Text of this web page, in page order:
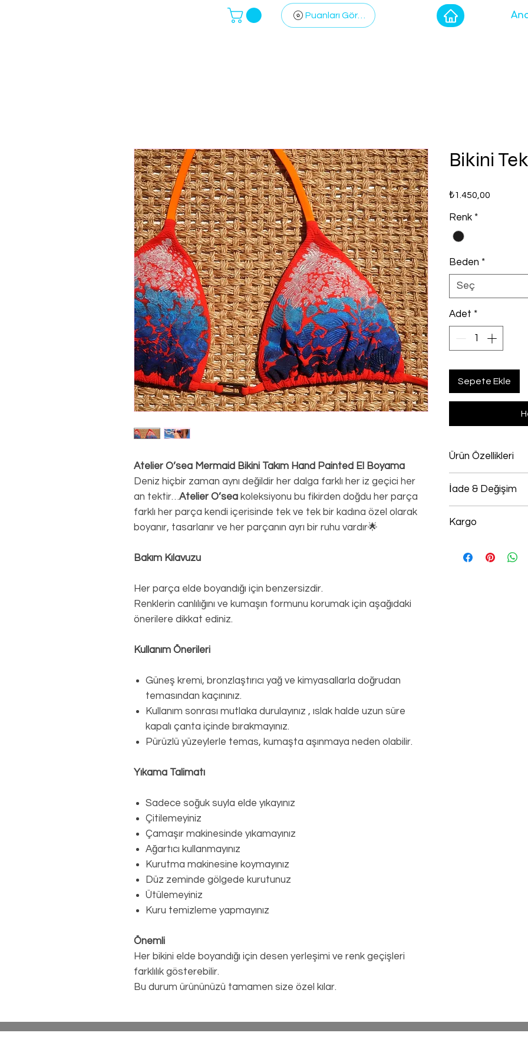
Atelier O’sea Mermaid Bikini Takım Hand Painted El Boyama
Deniz hiçbir zaman aynı değildir her dalga farklı her iz geçici her
an tektir…Atelier O’sea koleksiyonu bu fikirden doğdu her parça
farklı her parça kendi içerisinde tek ve tek bir kadına özel olarak
boyanır, tasarlanır ve her parçanın ayrı bir ruhu vardır🌟
Bakım Kılavuzu
Her parça elde boyandığı için benzersizdir.
Renklerin canlılığını ve kumaşın formunu korumak için aşağıdaki
önerilere dikkat ediniz.
Kullanım Önerileri
Güneş kremi, bronzlaştırıcı yağ ve kimyasallarla doğrudan
temasından kaçınınız.
Kullanım sonrası mutlaka durulayınız , ıslak halde uzun süre
kapalı çanta içinde bırakmayınız.
Pürüzlü yüzeylerle temas, kumaşta aşınmaya neden olabilir.
Yıkama Talimatı
Sadece soğuk suyla elde yıkayınız
Çitilemeyiniz
Çamaşır makinesinde yıkamayınız
Ağartıcı kullanmayınız
Kurutma makinesine koymayınız
Düz zeminde gölgede kurutunuz
Ütülemeyiniz
Kuru temizleme yapmayınız
Önemli
Her bikini elde boyandığı için desen yerleşimi ve renk geçişleri
farklılık gösterebilir.
Bu durum ürününüzü tamamen size özel kılar.
Bikini
₺1.450,00
Renk *
Beden *
Seç
Adet *
Sepete Ekle
Ürün Özellikleri
İade & Değişim
giyilmemiş/
Kargo